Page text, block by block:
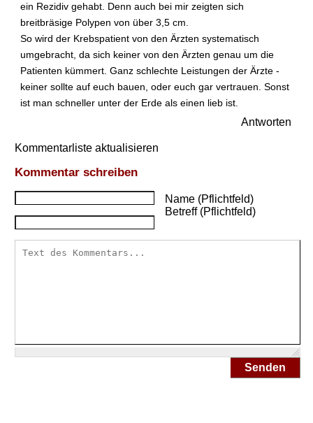
ein Rezidiv gehabt. Denn auch bei mir zeigten sich
breitbräsige Polypen von über 3,5 cm.
So wird der Krebspatient von den Ärzten systematisch
umgebracht, da sich keiner von den Ärzten genau um die
Patienten kümmert. Ganz schlechte Leistungen der Ärzte -
keiner sollte auf euch bauen, oder euch gar vertrauen. Sonst
ist man schneller unter der Erde als einen lieb ist.
Antworten
Kommentarliste aktualisieren
Kommentar schreiben
Name (Pflichtfeld)
Betreff (Pflichtfeld)
Senden
n
i
c
h
m
r
r
m
e
t